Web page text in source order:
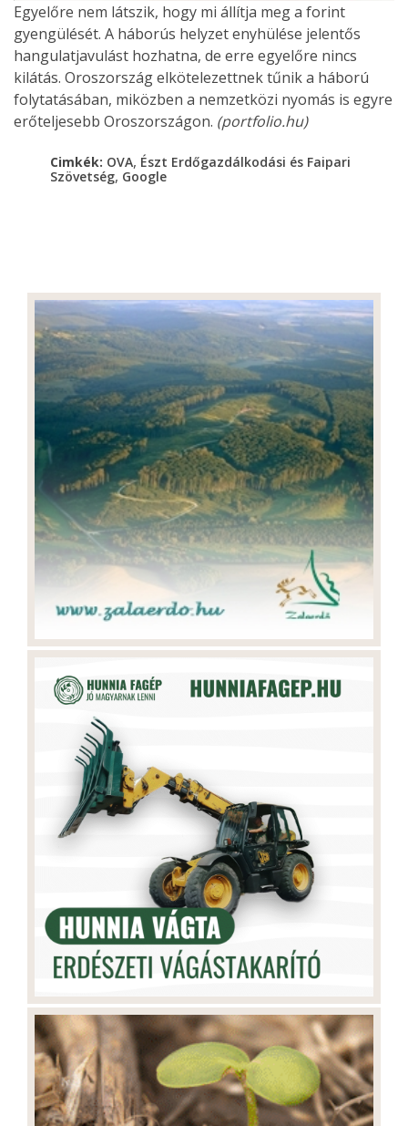
Egyelőre nem látszik, hogy mi állítja meg a forint
gyengülését. A háborús helyzet enyhülése jelentős
hangulatjavulást hozhatna, de erre egyelőre nincs
kilátás. Oroszország elkötelezettnek tűnik a háború
folytatásában, miközben a nemzetközi nyomás is egyre
erőteljesebb Oroszországon. (portfolio.hu)
Cimkék: OVA, Észt Erdőgazdálkodási és Faipari
Szövetség, Google